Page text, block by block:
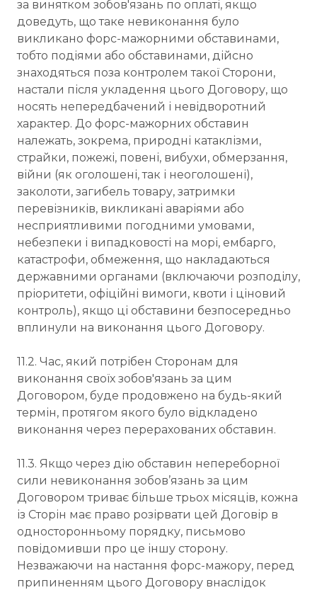
за винятком зобов'язань по оплаті, якщо
доведуть, що таке невиконання було
викликано форс-мажорними обставинами,
тобто подіями або обставинами, дійсно
знаходяться поза контролем такої Сторони,
настали після укладення цього Договору, що
носять непередбачений і невідворотний
характер. До форс-мажорних обставин
належать, зокрема, природні катаклізми,
страйки, пожежі, повені, вибухи, обмерзання,
війни (як оголошені, так і неоголошені),
заколоти, загибель товару, затримки
перевізників, викликані аваріями або
несприятливими погодними умовами,
небезпеки і випадковості на морі, ембарго,
катастрофи, обмеження, що накладаються
державними органами (включаючи розподілу,
пріоритети, офіційні вимоги, квоти і ціновий
контроль), якщо ці обставини безпосередньо
вплинули на виконання цього Договору.
11.2. Час, який потрібен Сторонам для
виконання своїх зобов'язань за цим
Договором, буде продовжено на будь-який
термін, протягом якого було відкладено
виконання через перерахованих обставин.
11.3. Якщо через дію обставин непереборної
сили невиконання зобов’язань за цим
Договором триває більше трьох місяців, кожна
із Сторін має право розірвати цей Договір в
односторонньому порядку, письмово
повідомивши про це іншу сторону.
Незважаючи на настання форс-мажору, перед
припиненням цього Договору внаслідок